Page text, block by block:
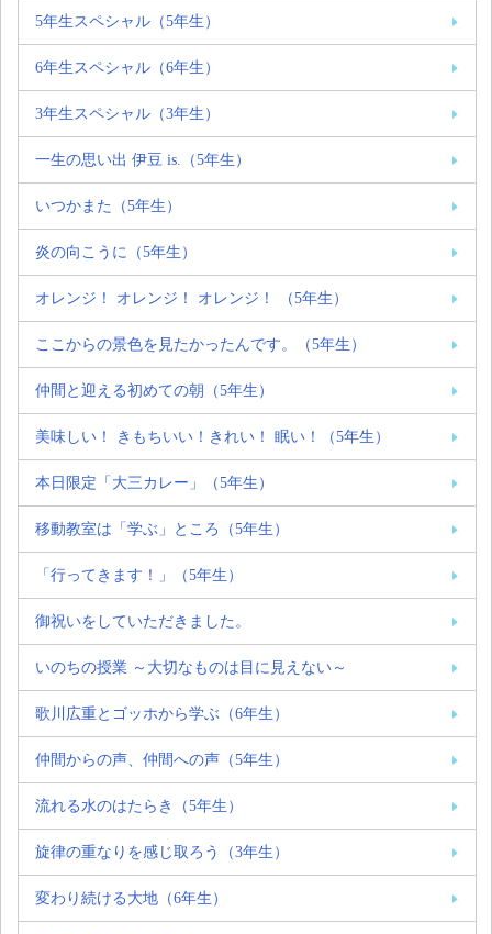
5年生スペシャル（5年生）
6年生スペシャル（6年生）
3年生スペシャル（3年生）
一生の思い出 伊豆 is.（5年生）
いつかまた（5年生）
炎の向こうに（5年生）
オレンジ！ オレンジ！ オレンジ！ （5年生）
ここからの景色を見たかったんです。（5年生）
仲間と迎える初めての朝（5年生）
美味しい！ きもちいい！きれい！ 眠い！（5年生）
本日限定「大三カレー」（5年生）
移動教室は「学ぶ」ところ（5年生）
「行ってきます！」（5年生）
御祝いをしていただきました。
いのちの授業 ～大切なものは目に見えない～
歌川広重とゴッホから学ぶ（6年生）
仲間からの声、仲間への声（5年生）
流れる水のはたらき（5年生）
旋律の重なりを感じ取ろう（3年生）
変わり続ける大地（6年生）